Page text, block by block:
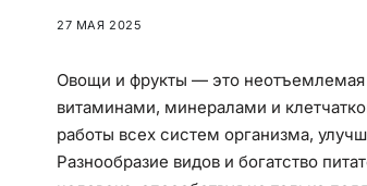
27 МАЯ 2025
Овощи и фрукты — это
витаминами, минералами и
работы всех систем организма,
Разнообразие видов и богатство